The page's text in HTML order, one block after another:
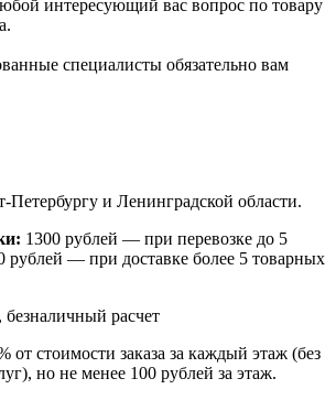
интересующий вас вопрос по товару
специалисты обязательно вам
Петербургу и Ленинградской области.
1300 рублей — при перевозке до 5
рублей — при доставке более 5 товарных
расчет
от стоимости заказа за каждый этаж (без
но не менее 100 рублей за этаж.